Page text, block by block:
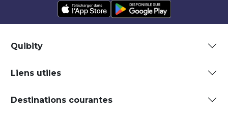
Quibity
Liens utiles
Destinations courantes